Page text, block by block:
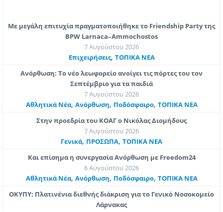
Με μεγάλη επιτυχία πραγματοποιήθηκε το Friendship Party της
BPW Larnaca–Ammochostos
7 Αυγούστου 2026
Επιχειρήσεις, ΤΟΠΙΚΑ ΝΕΑ
Ανόρθωση: Το νέο λεωφορείο ανοίγει τις πόρτες του τον
Σεπτέμβριο για τα παιδιά
7 Αυγούστου 2026
Αθλητικά Νέα, Ανόρθωση, Ποδόσφαιρο, ΤΟΠΙΚΑ ΝΕΑ
Στην προεδρία του ΚΟΑΓ ο Νικόλας Διομήδους
7 Αυγούστου 2026
Γενικά, ΠΡΟΣΩΠΑ, ΤΟΠΙΚΑ ΝΕΑ
Και επίσημα η συνεργασία Ανόρθωση με Freedom24
6 Αυγούστου 2026
Αθλητικά Νέα, Ανόρθωση, Ποδόσφαιρο, ΤΟΠΙΚΑ ΝΕΑ
ΟΚΥΠΥ: Πλατινένια διεθνής διάκριση για το Γενικό Νοσοκομείο
Λάρνακας